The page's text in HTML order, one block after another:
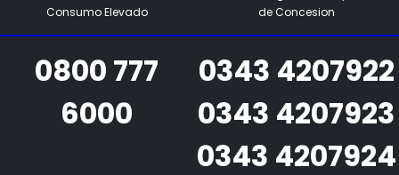
Consumo Elevado
0800 777
6000
de Concesion
0343 4207922
0343 4207923
0343 4207924